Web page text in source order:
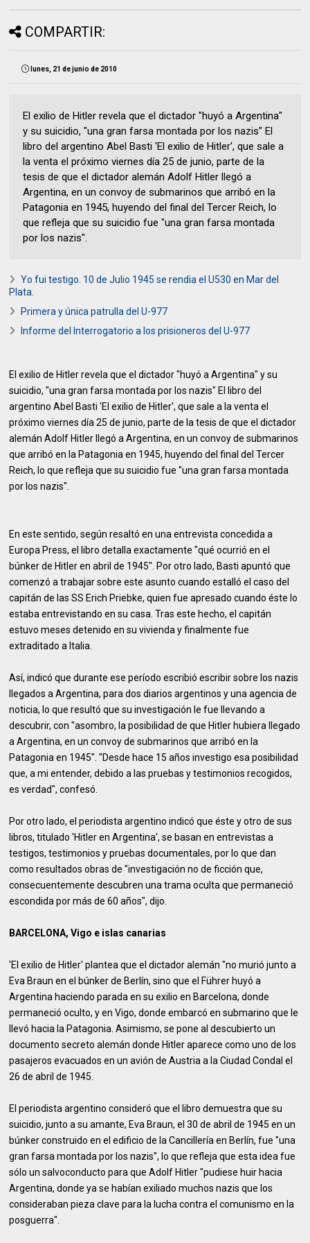
COMPARTIR:
lunes, 21 de junio de 2010
El exilio de Hitler revela que el dictador "huyó a Argentina"
y su suicidio, "una gran farsa montada por los nazis" El
libro del argentino Abel Basti 'El exilio de Hitler', que sale a
la venta el próximo viernes día 25 de junio, parte de la
tesis de que el dictador alemán Adolf Hitler llegó a
Argentina, en un convoy de submarinos que arribó en la
Patagonia en 1945, huyendo del final del Tercer Reich, lo
que refleja que su suicidio fue "una gran farsa montada
por los nazis".
Yo fui testigo. 10 de Julio 1945 se rendia el U530 en Mar del
Plata.
Primera y única patrulla del U-977
Informe del Interrogatorio a los prisioneros del U-977
El exilio de Hitler revela que el dictador "huyó a Argentina" y su
suicidio, "una gran farsa montada por los nazis" El libro del
argentino Abel Basti 'El exilio de Hitler', que sale a la venta el
próximo viernes día 25 de junio, parte de la tesis de que el dictador
alemán Adolf Hitler llegó a Argentina, en un convoy de submarinos
que arribó en la Patagonia en 1945, huyendo del final del Tercer
Reich, lo que refleja que su suicidio fue "una gran farsa montada
por los nazis".
En este sentido, según resaltó en una entrevista concedida a
Europa Press, el libro detalla exactamente "qué ocurrió en el
búnker de Hitler en abril de 1945". Por otro lado, Basti apuntó que
comenzó a trabajar sobre este asunto cuando estalló el caso del
capitán de las SS Erich Priebke, quien fue apresado cuando éste lo
estaba entrevistando en su casa. Tras este hecho, el capitán
estuvo meses detenido en su vivienda y finalmente fue
extraditado a Italia.
Así, indicó que durante ese período escribió escribir sobre los nazis
llegados a Argentina, para dos diarios argentinos y una agencia de
noticia, lo que resultó que su investigación le fue llevando a
descubrir, con "asombro, la posibilidad de que Hitler hubiera llegado
a Argentina, en un convoy de submarinos que arribó en la
Patagonia en 1945". "Desde hace 15 años investigo esa posibilidad
que, a mi entender, debido a las pruebas y testimonios recogidos,
es verdad", confesó.
Por otro lado, el periodista argentino indicó que éste y otro de sus
libros, titulado 'Hitler en Argentina', se basan en entrevistas a
testigos, testimonios y pruebas documentales, por lo que dan
como resultados obras de "investigación no de ficción que,
consecuentemente descubren una trama oculta que permaneció
escondida por más de 60 años", dijo.
BARCELONA, Vigo e islas canarias
'El exilio de Hitler' plantea que el dictador alemán "no murió junto a
Eva Braun en el búnker de Berlín, sino que el Führer huyó a
Argentina haciendo parada en su exilio en Barcelona, donde
permaneció oculto, y en Vigo, donde embarcó en submarino que le
llevó hacia la Patagonia. Asimismo, se pone al descubierto un
documento secreto alemán donde Hitler aparece como uno de los
pasajeros evacuados en un avión de Austria a la Ciudad Condal el
26 de abril de 1945.
El periodista argentino consideró que el libro demuestra que su
suicidio, junto a su amante, Eva Braun, el 30 de abril de 1945 en un
búnker construido en el edificio de la Cancillería en Berlín, fue "una
gran farsa montada por los nazis", lo que refleja que esta idea fue
sólo un salvoconducto para que Adolf Hitler "pudiese huir hacia
Argentina, donde ya se habían exiliado muchos nazis que los
consideraban pieza clave para la lucha contra el comunismo en la
posguerra".